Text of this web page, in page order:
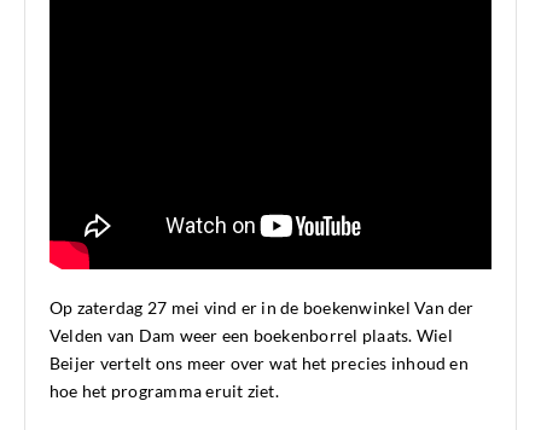
Op zaterdag 27 mei vind er in de boekenwinkel Van der
Velden van Dam weer een boekenborrel plaats. Wiel
Beijer vertelt ons meer over wat het precies inhoud en
hoe het programma eruit ziet.